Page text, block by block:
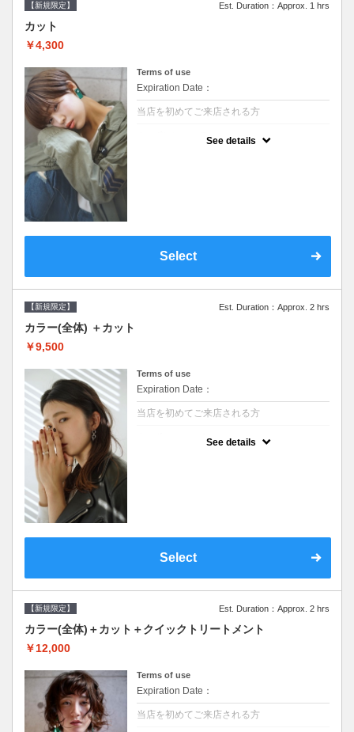
【新規限定】 Est. Duration：Approx. 1 hrs
カット
￥4,300
Terms of use
Expiration Date：
当店を初めてご来店される方
See details
Select
【新規限定】 Est. Duration：Approx. 2 hrs
カラー(全体) ＋カット
￥9,500
Terms of use
Expiration Date：
当店を初めてご来店される方
See details
Select
【新規限定】 Est. Duration：Approx. 2 hrs
カラー(全体)＋カット＋クイックトリートメント
￥12,000
Terms of use
Expiration Date：
当店を初めてご来店される方